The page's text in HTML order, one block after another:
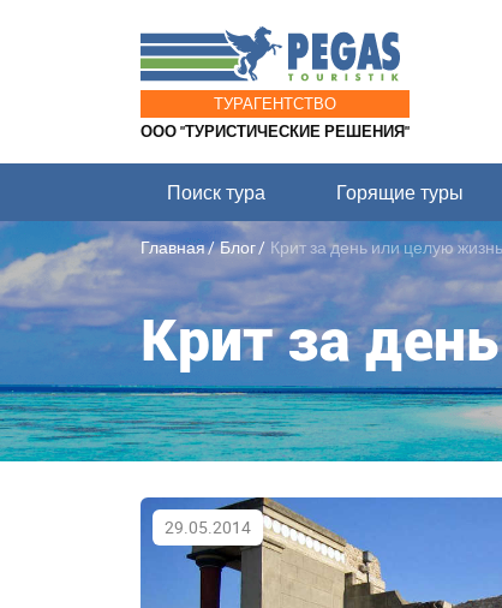
ТУРАГЕНТСТВО
ООО "ТУРИСТИЧЕСКИЕ РЕШЕНИЯ"
Поиск тура Горящие туры
Главная Блог Крит за день или целую жизнь
Крит за
29.05.2014